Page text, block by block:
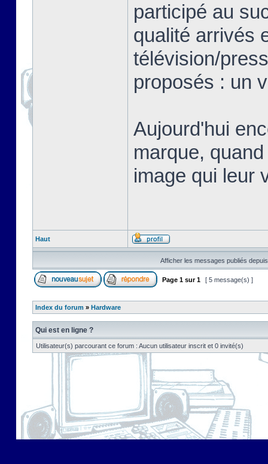
participé au
qualité arrivés
télévision/
proposés : un
Aujourd'hui
marque,
image qui leur
Haut
Afficher les messages publiés
Page 1 sur1 [ 5 message(s) ]
Index du forum » Hardware
Qui est en ligne ?
Utilisateur(s) parcourant ce forum : Aucun utilisateur inscrit et 0 invité(s)